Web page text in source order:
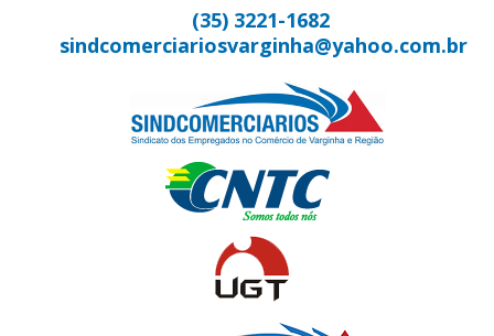
(35) 3221-1682
sindcomerciariosvarginha@yahoo.com.br